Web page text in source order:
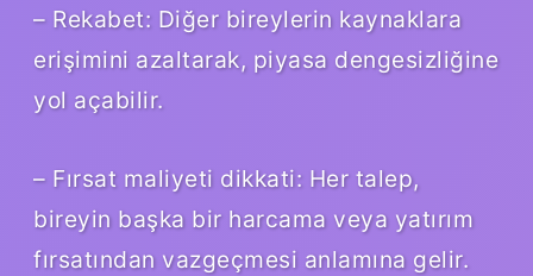
– Rekabet: Diğer bireylerin kaynaklara
erişimini azaltarak, piyasa dengesizliğine
yol açabilir.
– Fırsat maliyeti dikkati: Her talep,
bireyin başka bir harcama veya yatırım
fırsatından vazgeçmesi anlamına gelir.